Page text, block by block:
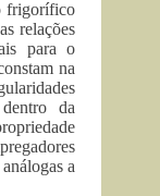
frigorífico
relações
para o
na
da
a